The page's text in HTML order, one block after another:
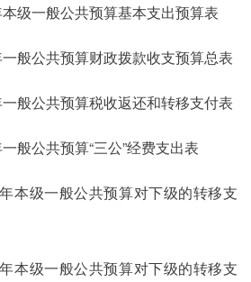
级一般公共预算基本支出预算表
般公共预算财政拨款收支预算总表
般公共预算税收返还和转移支付表
般公共预算“三公”经费支出表
本级一般公共预算对下级的转移支
本级一般公共预算对下级的转移支